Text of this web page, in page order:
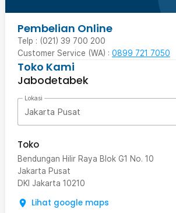
Pembelian Online
Telp : (021) 39 700 200
Customer Service (WA) : 0899 721 7050
Toko Kami
Jabodetabek
Lokasi
Jakarta Pusat
Toko
Bendungan Hilir Raya Blok G1 No. 10
Jakarta Pusat
DKI Jakarta 10210
Lihat google maps